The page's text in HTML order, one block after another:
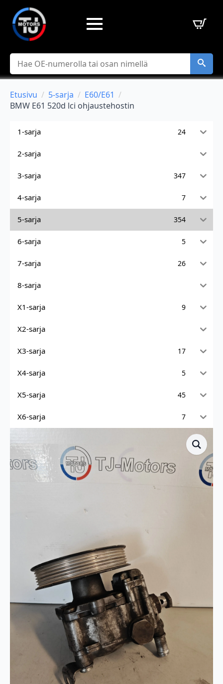
Hae
Etusivu 5-sarja
E60/E61
BMW E61 520d lci ohjaustehostin
1-sarja 24
2-sarja
3-sarja 347
4-sarja 7
5-sarja 354
6-sarja 5
7-sarja 26
8-sarja
X1-sarja 9
X2-sarja
X3-sarja 17
X4-sarja 5
X5-sarja 45
X6-sarja 7